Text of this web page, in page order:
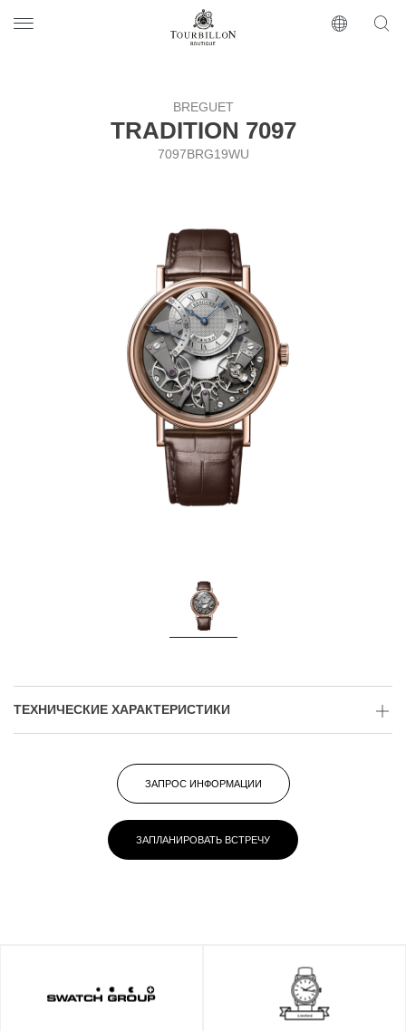
https://www.tourbillon.com/ru
BREGUET
TRADITION 7097
7097BRG19WU
ТЕХНИЧЕСКИЕ ХАРАКТЕРИСТИКИ
ЗАПРОС ИНФОРМАЦИИ
ЗАПЛАНИРОВАТЬ ВСТРЕЧУ